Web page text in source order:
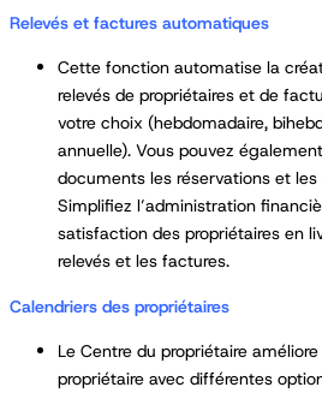
Relevés et factures automatiques
Cette fonction automatise la
relevés de propriétaires et de
votre choix (hebdomadaire,
annuelle). Vous pouvez
documents les réservations et
Simplifiez l’administration
satisfaction des propriétaires en
relevés et les factures.
Calendriers des propriétaires
Le Centre du propriétaire
propriétaire avec différentes